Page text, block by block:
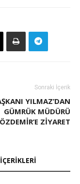
Sonraki İçerik
YILMAZ’DAN
GÜMRÜK MÜDÜRÜ
ÖZDEMIR’E ZIYARET